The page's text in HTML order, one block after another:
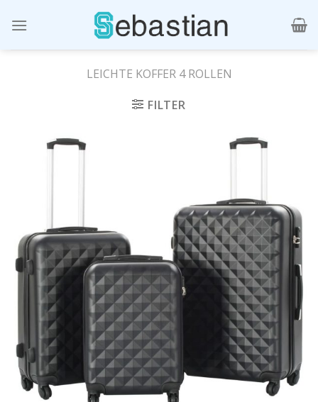
LEICHTE KOFFER 4 ROLLEN
FILTER